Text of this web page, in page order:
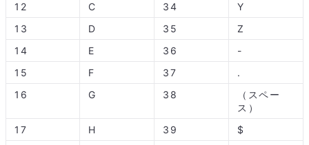
12
C 34
Y
13
D 35
Z
14
E 36
-
15
F 37
.
16
G 38
（スペー
ス）
17
H 39
$